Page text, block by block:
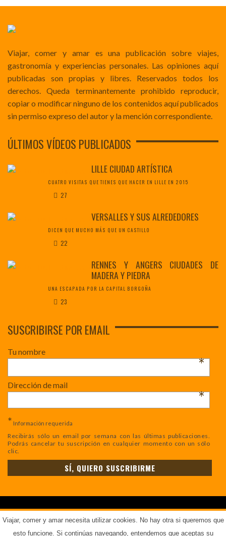
Viajar, comer y amar es una publicación sobre viajes,
gastronomía y experiencias personales. Las opiniones aquí
publicadas son propias y libres. Reservados todos los
derechos. Queda terminantemente prohibido reproducir,
copiar o modificar ninguno de los contenidos aquí publicados
sin permiso expreso del autor y la mención correspondiente.
ÚLTIMOS VÍDEOS PUBLICADOS
LILLE CIUDAD ARTÍSTICA
CUATRO VISITAS QUE TIENES QUE HACER EN LILLE EN 2015
27
VERSALLES Y SUS ALREDEDORES
DICEN QUE MUCHO MÁS QUE UN CASTILLO
22
RENNES Y ANGERS CIUDADES DE
MADERA Y PIEDRA
UNA ESCAPADA POR LA CAPITAL BORGOÑA
23
SUSCRIBIRSE POR EMAIL
Tu nombre
*
Dirección de mail
*
* Información requerida
Recibirás sólo un email por semana con las últimas publicaciones.
Podrás cancelar tu suscripción en cualquier momento con un sólo
clic.
Viajar, comer y amar necesita utilizar cookies. No hay otra si queremos que
esto funcione. Si continúas navegando, entendemos que aceptas su